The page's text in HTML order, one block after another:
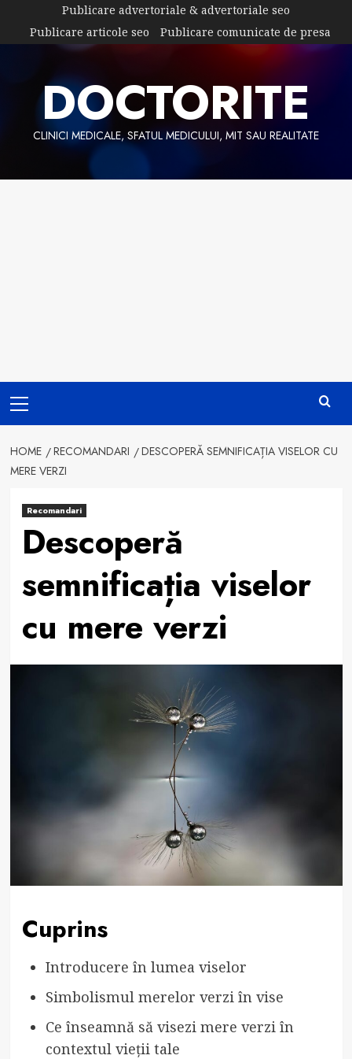
content
Publicare advertoriale & advertoriale seo
Publicare articole seo
Publicare comunicate de presa
DOCTORITE
CLINICI MEDICALE, SFATUL MEDICULUI, MIT SAU REALITATE
Menu
HOME RECOMANDARI
DESCOPERĂ SEMNIFICAȚIA VISELOR CU
MERE VERZI
Recomandari
Descoperă
semnificația viselor
cu mere verzi
Cuprins
Introducere în lumea viselor
Simbolismul merelor verzi în vise
Ce înseamnă să visezi mere verzi în
contextul vieții tale